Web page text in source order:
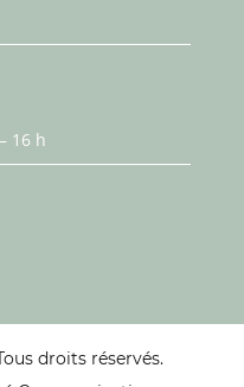
16 h
droits réservés.